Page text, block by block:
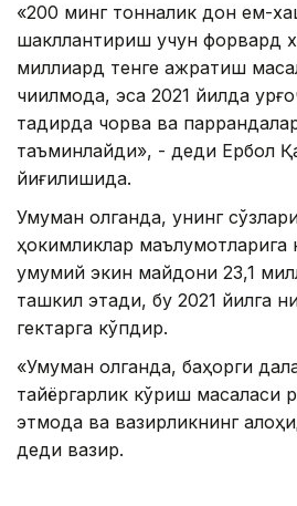
«200 минг тонналик дон ем-
шакллантириш учун форвард
миллиард тенге ажратиш
чиқилмоқда, эса 2021 йилда
тақдирда чорва ва
таъминлайди», - деди Ербол
йиғилишида.
Умуман олганда, унинг
ҳокимликлар маълумотларига
умумий экин майдони 23,1
ташкил этади, бу 2021 йилга
гектарга кўпдир.
«Умуман олганда, баҳорги
тайёргарлик кўриш масаласи
этмоқда ва вазирликнинг
деди вазир.